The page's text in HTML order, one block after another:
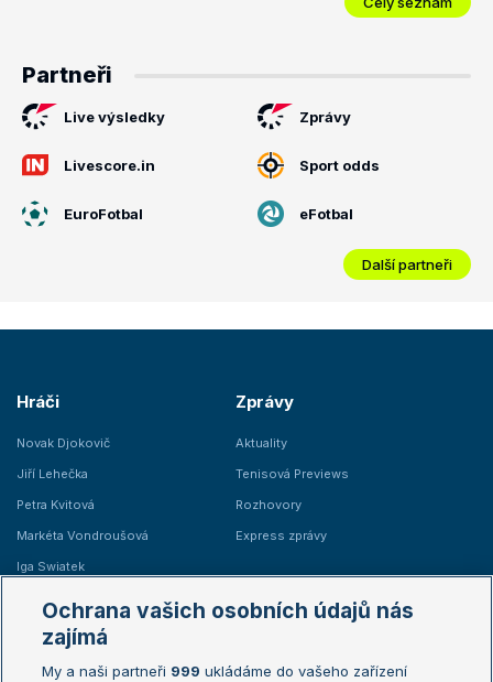
Partneři
Live výsledky Zprávy
Livescore.in Sport odds
EuroFotbal eFotbal
Další partneři
Hráči
Novak Djokovič
Jiří Lehečka
Petra Kvitová
Markéta Vondroušová
Iga Swiatek
Zprávy
Aktuality
Tenisová Previews
Rozhovory
Express zprávy
Žebříčky
Žebříček ATP (muži)
Australian Open
Ochrana vašich osobních údajů nás
zajímá
My a naši partneři 999 ukládáme do vašeho zařízení